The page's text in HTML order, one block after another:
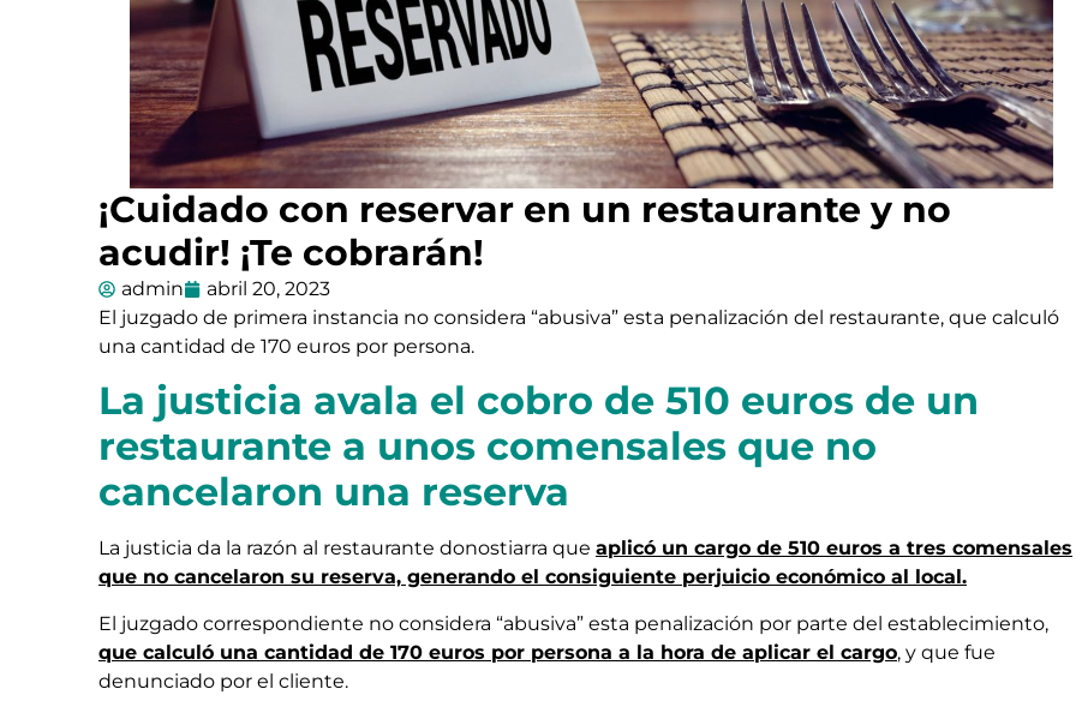
¡Cuidado con reservar en un restaurante y no
acudir! ¡Te cobrarán!
admin
abril 20, 2023
El juzgado de primera instancia no considera “abusiva” esta penalización del restaurante, que calculó
una cantidad de 170 euros por persona.
La justicia avala el cobro de 510 euros de un
restaurante a unos comensales que no
cancelaron una reserva
La justicia da la razón al restaurante donostiarra que aplicó un cargo de 510 euros a tres comensales
que no cancelaron su reserva, generando el consiguiente perjuicio económico al local.
El juzgado correspondiente no considera “abusiva” esta penalización por parte del establecimiento,
que calculó una cantidad de 170 euros por persona a la hora de aplicar el cargo, y que fue
denunciado por el cliente.